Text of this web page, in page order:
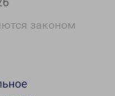
законом